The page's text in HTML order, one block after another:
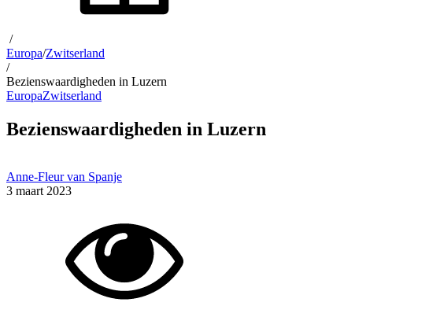
/
Europa/Zwitserland
/
Bezienswaardigheden in Luzern
EuropaZwitserland
Bezienswaardigheden in Luzern
Anne-Fleur van Spanje
3 maart 2023